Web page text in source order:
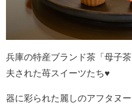
兵庫の特産ブランド茶「母子
夫された苺スイーツたち♥
器に彩られた麗しのアフタヌ